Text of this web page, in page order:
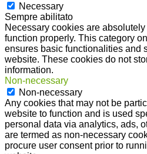
Necessary
Sempre abilitato
Necessary cookies are
function properly. This category
ensures basic functionalities and
website. These cookies do not
information.
Non-necessary
Non-necessary
Any cookies that may not be
website to function and is used
personal data via analytics, ads,
are termed as non-necessary
procure user consent prior to